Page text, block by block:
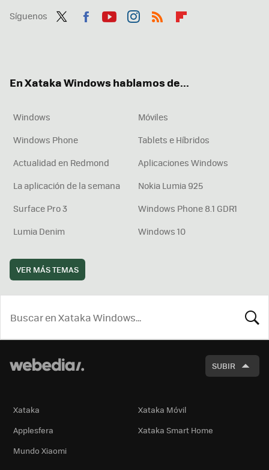
Síguenos
En Xataka Windows hablamos de...
Windows
Móviles
Windows Phone
Tablets e Híbridos
Actualidad en Redmond
Aplicaciones Windows
La aplicación de la semana
Nokia Lumia 925
Surface Pro 3
Windows Phone 8.1 GDR1
Lumia Denim
Windows 10
VER MÁS TEMAS
SUBIR
Xataka
Xataka Móvil
Applesfera
Xataka Smart Home
Mundo Xiaomi